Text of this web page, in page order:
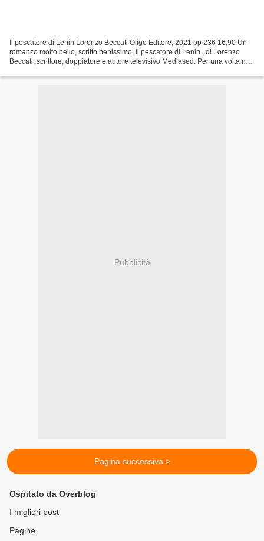
Il pescatore di Lenin Lorenzo Beccati Oligo Editore, 2021 pp 236 16,90 Un
romanzo molto bello, scritto benissimo, Il pescatore di Lenin , di Lorenzo
Beccati, scrittore, doppiatore e autore televisivo Mediased. Per una volta non
Pubblicità
Pagina successiva >
Ospitato da Overblog
I migliori post
Pagine